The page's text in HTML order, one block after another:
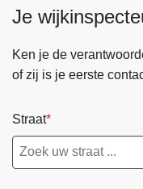
Je
Ken je de
of zij is je eerste
Straat